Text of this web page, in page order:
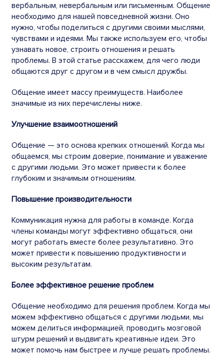
вербальным, невербальным или письменным. Общение
необходимо для нашей повседневной жизни. Оно
нужно, чтобы поделиться с другими своими мыслями,
чувствами и идеями. Мы также используем его, чтобы
узнавать новое, строить отношения и решать
проблемы. В этой статье расскажем, для чего люди
общаются друг с другом и в чем смысл дружбы.
Общение имеет массу преимуществ. Наиболее
значимые из них перечислены ниже.
Улучшение взаимоотношений
Общение — это основа крепких отношений. Когда мы
общаемся, мы строим доверие, понимание и уважение
с другими людьми. Это может привести к более
глубоким и значимым отношениям.
Повышение производительности
Коммуникация нужна для работы в команде. Когда
члены команды могут эффективно общаться, они
могут работать вместе более результативно. Это
может привести к повышению продуктивности и
высоким результатам.
Более эффективное решение проблем
Общение необходимо для решения проблем. Когда мы
можем эффективно общаться с другими людьми, мы
можем делиться информацией, проводить мозговой
штурм решений и выдвигать креативные идеи. Это
может помочь нам быстрее и лучше решать проблемы.